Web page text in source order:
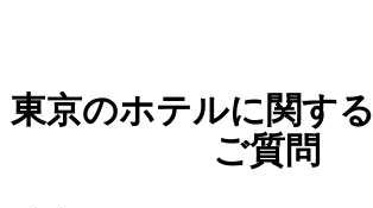
東京のホテルに関す
ご質問